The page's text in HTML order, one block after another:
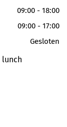
09:00 - 18:00
09:00 - 17:00
Gesloten
lunch